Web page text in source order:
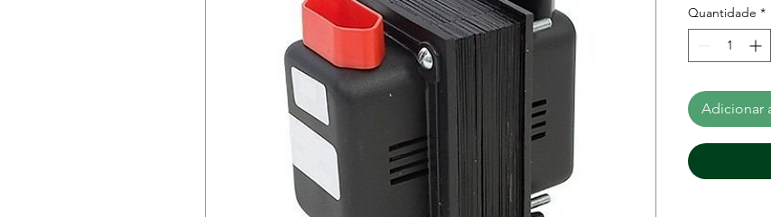
Quantidade *
Adicionar